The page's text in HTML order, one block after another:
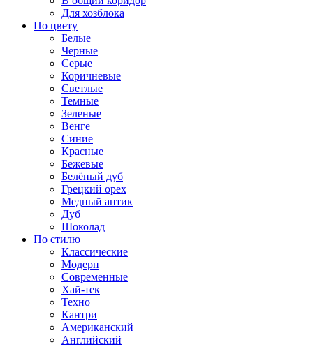
Для хозблока
По цвету
Белые
Черные
Серые
Коричневые
Светлые
Темные
Зеленые
Венге
Синие
Красные
Бежевые
Белёный дуб
Грецкий орех
Медный антик
Дуб
Шоколад
По стилю
Классические
Модерн
Современные
Хай-тек
Техно
Кантри
Американский
Английский